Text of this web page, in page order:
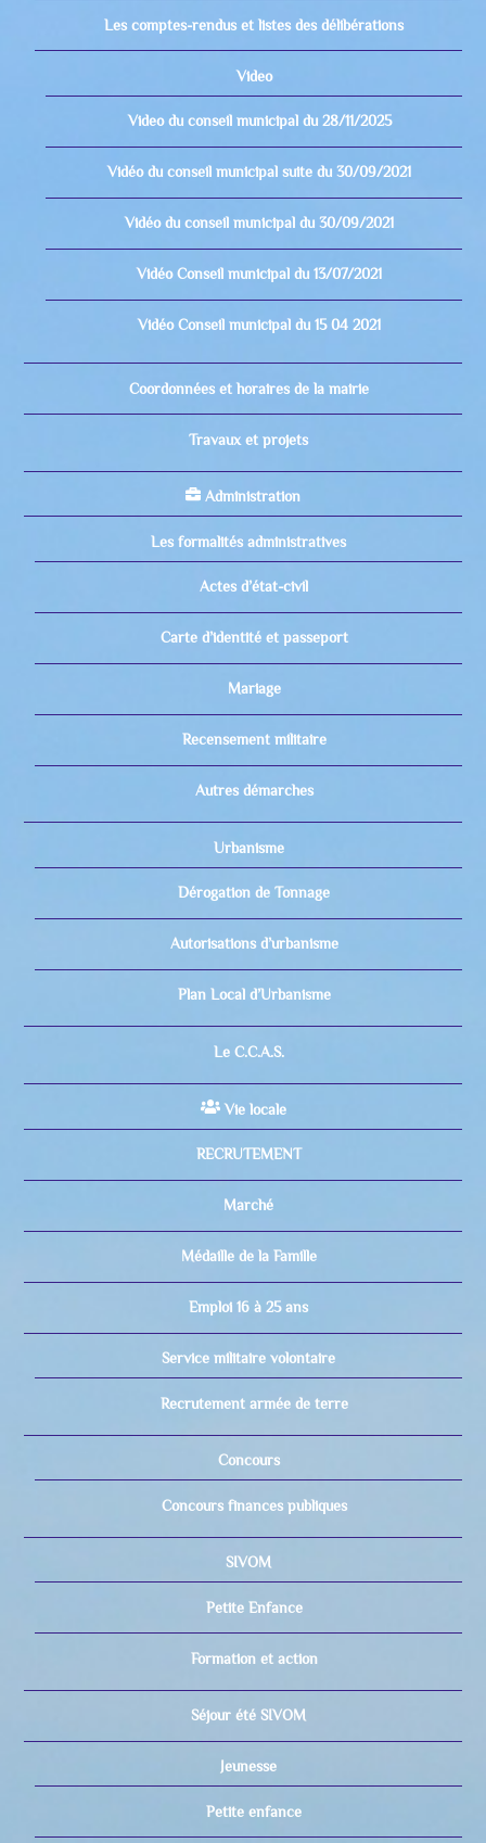
Les comptes-rendus et listes des délibérations
Video
Video du conseil municipal du 28/11/2025
Vidéo du conseil municipal suite du 30/09/2021
Vidéo du conseil municipal du 30/09/2021
Vidéo Conseil municipal du 13/07/2021
Vidéo Conseil municipal du 15 04 2021
Coordonnées et horaires de la mairie
Travaux et projets
Administration
Les formalités administratives
Actes d’état-civil
Carte d’identité et passeport
Mariage
Recensement militaire
Autres démarches
Urbanisme
Dérogation de Tonnage
Autorisations d’urbanisme
Plan Local d’Urbanisme
Le C.C.A.S.
Vie locale
RECRUTEMENT
Marché
Médaille de la Famille
Emploi 16 à 25 ans
Service militaire volontaire
Recrutement armée de terre
Concours
Concours finances publiques
SIVOM
Petite Enfance
Formation et action
Séjour été SIVOM
Jeunesse
Petite enfance